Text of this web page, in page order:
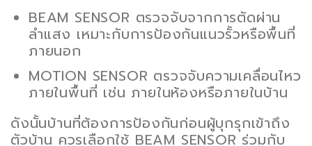
BEAM SENSOR ตรวจจับจากการตัดผ่าน
ลำแสง เหมาะกับการป้องกันแนวรั้วหรือพื้นที่
ภายนอก
MOTION SENSOR ตรวจจับความเคลื่อนไหว
ภายในพื้นที่ เช่น ภายในห้องหรือภายในบ้าน
ดังนั้นบ้านที่ต้องการป้องกันก่อนผู้บุกรุกเข้าถึง
ตัวบ้าน ควรเลือกใช้ BEAM SENSOR ร่วมกับ